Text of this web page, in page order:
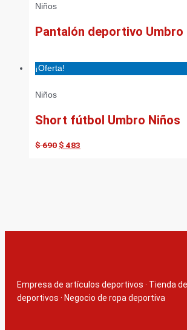
Niños
Pantalón deportivo Umbro
¡Oferta!
Niños
Short fútbol Umbro Niños
$690 $ 483
Empresa de artículos deportivos · Tienda
deportivos · Negocio de ropa deportiva